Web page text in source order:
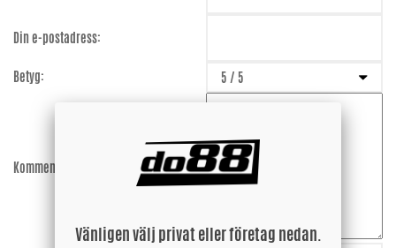
Din e-postadress:
Betyg:
Kommentar:
Vänligen välj privat eller företag nedan.